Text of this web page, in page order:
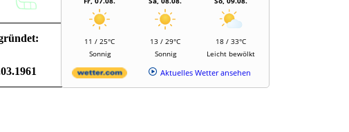
11 / 25°C
Sonnig
13 / 29°C
Sonnig
18 / 33°C
Leicht bewölkt
Aktuelles Wetter ansehen